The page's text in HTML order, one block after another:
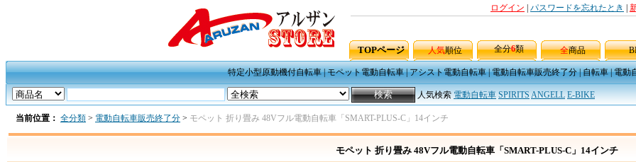
ログイン パスワードを忘れたとき
TOPページ 人気順位 全分6類 全商品
特定小型原動機付自転車|モペット電動自転車|アシスト電動自転車|電動自転車販売終了分|自転車|電動
人気検索電動自転車 SPIRITSANGELL E-BIKE
当前位置： 全分類 > 電動自転車販売終了分 > モペット 折り畳み 48Vフル電動自転車「SMART-PLUS-C」14インチ
モペット 折り畳み 48Vフル電動自転車「SMART-PLUS-C」14インチ